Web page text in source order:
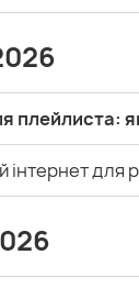
плейлиста:
для